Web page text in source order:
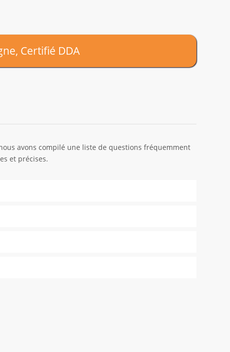
Certifié DDA
avons compilé une liste de questions fréquemment
et précises.